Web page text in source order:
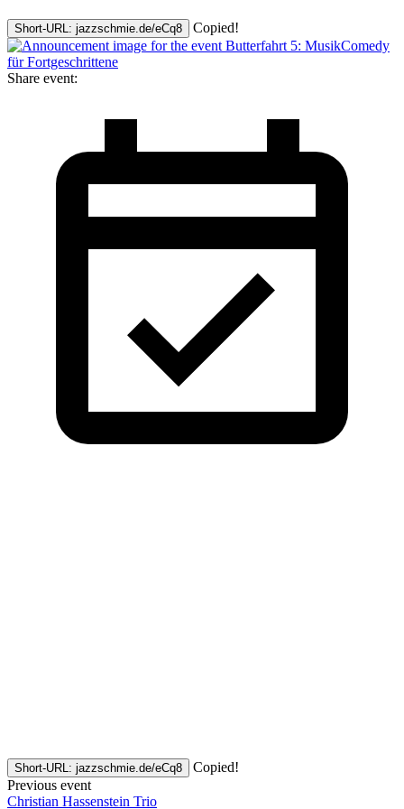
Short-URL: jazzschmie.de/eCq8 Copied!
Share event:
Short-URL: jazzschmie.de/eCq8
Copied!
Previous event
Christian Hassenstein Trio